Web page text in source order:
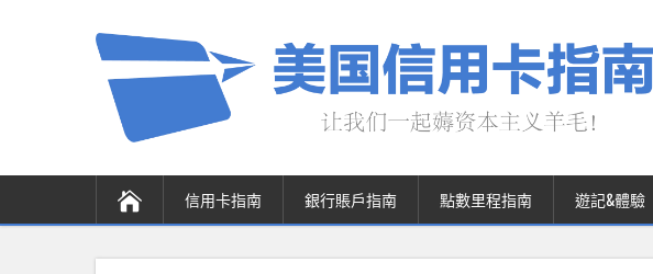
信用卡指南 銀行賬戶指南 點數里程指南 遊記&體驗